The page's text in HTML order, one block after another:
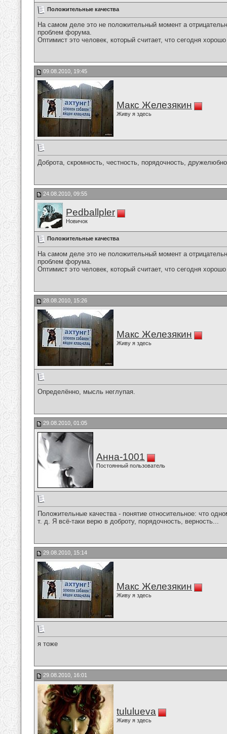
Положительные качества
На самом деле это не положительный момент а
проблем форума.
Оптимист это человек, который считает, что сегодня
09.08.2010, 19:45
Макс Железякин
Живу я здесь
Доброта, скромность, честность, порядочность,
24.08.2010, 09:55
Pedballpler
Новичок
Положительные качества
На самом деле это не положительный момент а
проблем форума.
Оптимист это человек, который считает, что сегодня
28.08.2010, 15:26
Макс Железякин
Живу я здесь
Определённо, мысль неглупая.
29.08.2010, 01:05
Анна-1001
Постоянный пользователь
Положительные качества - понятие относительное: что
т. д. Я всё-таки верю в доброту, порядочность, верность...
29.08.2010, 15:14
Макс Железякин
Живу я здесь
я тоже
29.08.2010, 16:01
tululueva
Живу я здесь